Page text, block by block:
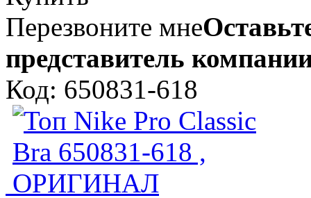
Перезвоните мне
представитель
Код: 650831-618